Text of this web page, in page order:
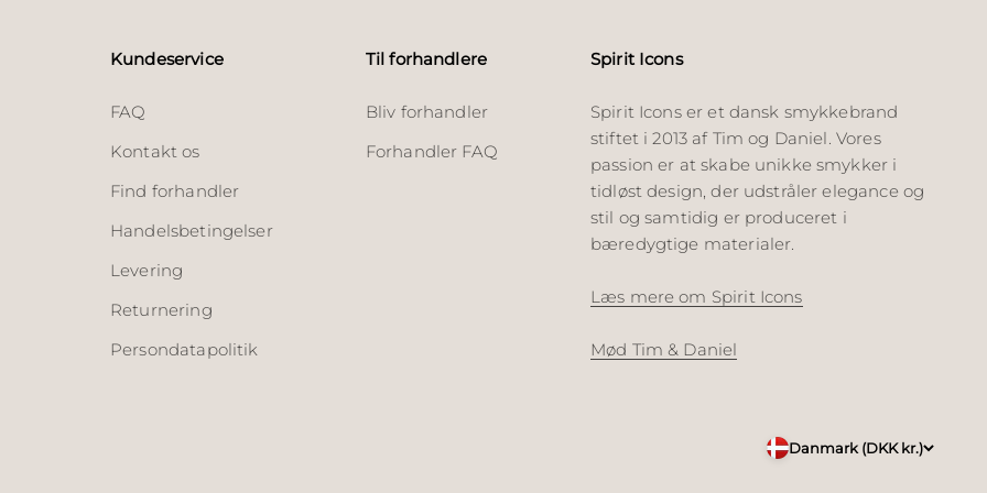
Kundeservice
FAQ
Kontakt os
Find forhandler
Handelsbetingelser
Levering
Returnering
Persondatapolitik
Til forhandlere
Bliv forhandler
Forhandler FAQ
Spirit Icons
Spirit Icons er et dansk smykkebrand
stiftet i 2013 af Tim og Daniel. Vores
passion er at skabe unikke smykker i
tidløst design, der udstråler elegance og
stil og samtidig er produceret i
bæredygtige materialer.
Læs mere om Spirit Icons
Mød Tim & Daniel
Danmark (DKK kr.)